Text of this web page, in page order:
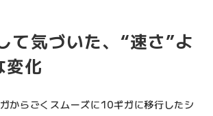
て気づいた、“速さ”よ
変化
からごくスムーズに10ギガに移行したシ